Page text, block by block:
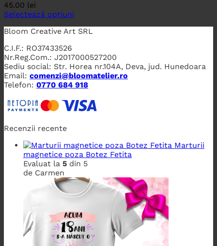
45.00 lei
Selectează opțiuni
Bloom Creative Art SRL
C.I.F.: RO37433526
Nr.Reg.Com.: J2017000527200
Sediu social: Str. Horea nr.104A, Deva, jud. Hunedoara
Email: comenzi@bloomatelier.ro
Telefon: 0770 684 918
Recenzii recente
Marturii
magnetice poza Botez Fetita
Evaluat la 5 din 5
de Carmen